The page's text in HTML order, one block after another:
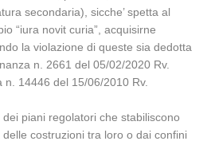
secondaria), sicche’ spetta al
“iura novit curia”, acquisirne
la violazione di queste sia dedotta
n. 2661 del 05/02/2020 Rv.
14446 del 15/06/2010 Rv.
piani regolatori che stabiliscono
costruzioni tra loro o dai confini